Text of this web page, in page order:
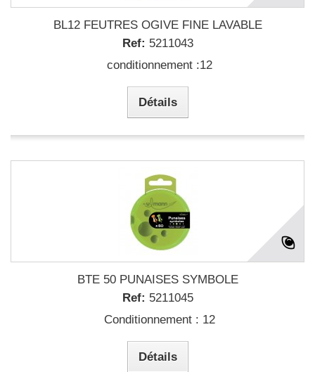
BL12 FEUTRES OGIVE FINE LAVABLE
Ref: 5211043
conditionnement :12
Détails
BTE 50 PUNAISES SYMBOLE
Ref: 5211045
Conditionnement : 12
Détails